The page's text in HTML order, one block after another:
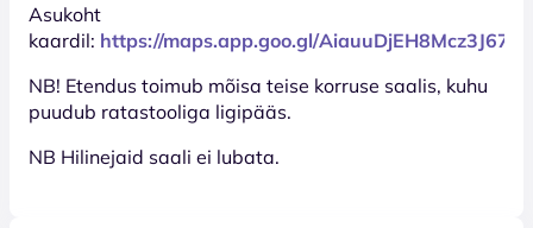
Asukoht
kaardil: https://maps.app.goo.gl/AiauuDjEH8Mcz3J67
NB! Etendus toimub mõisa teise korruse saalis, kuhu
puudub ratastooliga ligipääs.
NB Hilinejaid saali ei lubata.